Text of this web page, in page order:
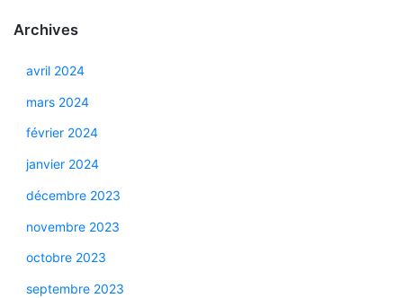
Archives
avril 2024
mars 2024
février 2024
janvier 2024
décembre 2023
novembre 2023
octobre 2023
septembre 2023